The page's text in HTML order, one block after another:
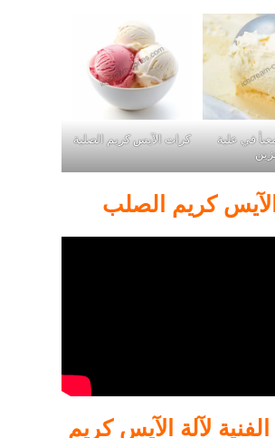
في علبة
كرات الآيس كريم الصلبة
الآيس كريم الصلب
لآلة الآيس كريم